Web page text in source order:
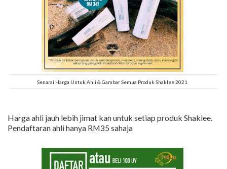
Senarai Harga Untuk Ahli & Gambar Semua Produk Shaklee 2021
Harga ahli jauh lebih jimat kan untuk setiap produk Shaklee.
Pendaftaran ahli hanya RM35 sahaja